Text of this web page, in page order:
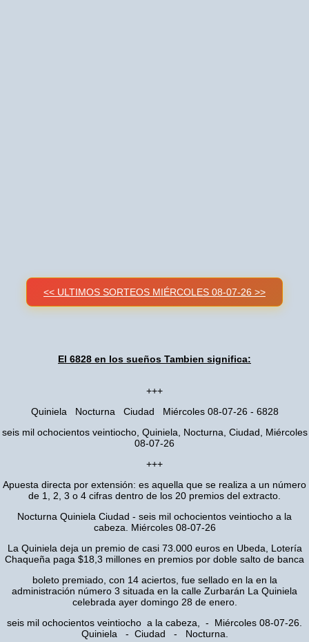
<< ULTIMOS SORTEOS MIÉRCOLES 08-07-26 >>
El 6828 en los sueños Tambien significa:
+++
Quiniela Nocturna Ciudad Miércoles 08-07-26 - 6828
seis mil ochocientos veintiocho, Quiniela, Nocturna, Ciudad, Miércoles
08-07-26
+++
Apuesta directa por extensión: es aquella que se realiza a un número
de 1, 2, 3 o 4 cifras dentro de los 20 premios del extracto.
Nocturna Quiniela Ciudad - seis mil ochocientos veintiocho a la
cabeza. Miércoles 08-07-26
La Quiniela deja un premio de casi 73.000 euros en Ubeda, Lotería
Chaqueña paga $18,3 millones en premios por doble salto de banca
boleto premiado, con 14 aciertos, fue sellado en la en la
administración número 3 situada en la calle Zurbarán La Quiniela
celebrada ayer domingo 28 de enero.
seis mil ochocientos veintiocho a la cabeza, - Miércoles 08-07-26.
Quiniela - Ciudad - Nocturna.